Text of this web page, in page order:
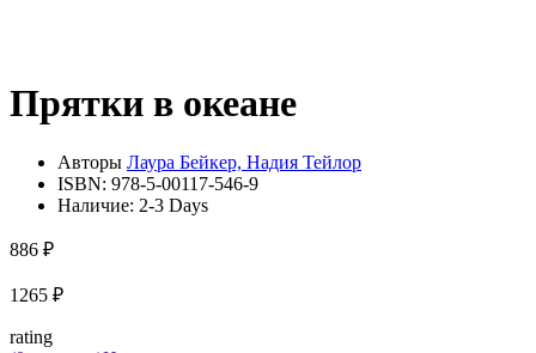
Прятки в океане
Авторы Лаура Бейкер, Надия Тейлор
ISBN: 978-5-00117-546-9
Наличие: 2-3 Days
886 ₽
1265 ₽
rating